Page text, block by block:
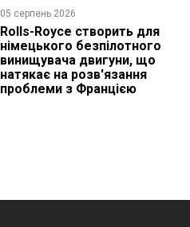
05 серпень 2026
Rolls-Royce створить для
німецького безпілотного
винищувача двигуни, що
натякає на розв'язання
проблеми з Францією